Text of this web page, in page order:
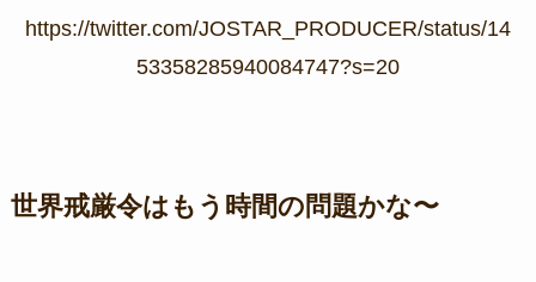
https://twitter.com/JOSTAR_PRODUCER/status/14
53358285940084747?s=20
世界戒厳令はもう時間の問題かな〜